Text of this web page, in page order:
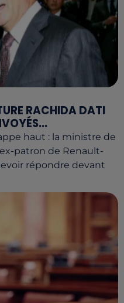
RACHIDA DATI
haut : la ministre de
patron de Renault-
répondre devant